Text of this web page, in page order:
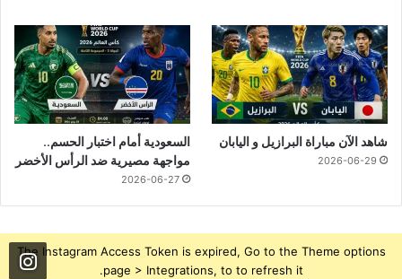
شاهد الآن مباراة البرازيل و اليابان
2026-06-29
السعودية أمام اختبار الحسم..
مواجهة مصيرية ضد الرأس الأخضر
2026-06-27
The Instagram Access Token is expired, Go to the Theme options
page > Integrations, to to refresh it.